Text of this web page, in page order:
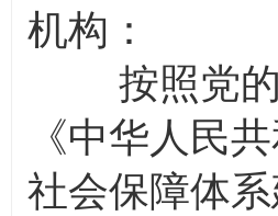
机构：
按照党的
《中华人民
社会保障体